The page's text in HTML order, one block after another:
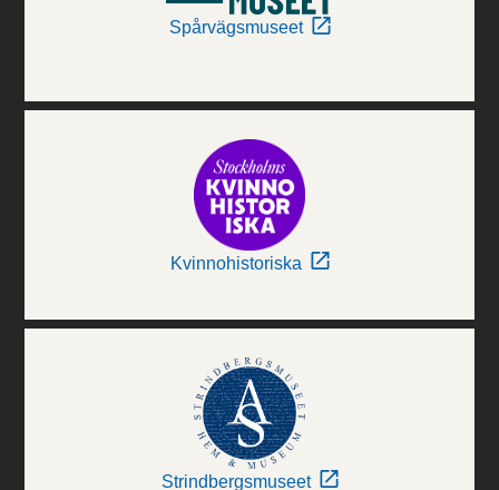
Spårvägsmuseet
Kvinnohistoriska
Strindbergsmuseet